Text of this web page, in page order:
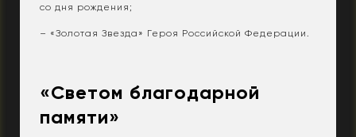
со дня рождения;
– «Золотая Звезда» Героя Российской Федерации.
«Светом благодарной
памяти»